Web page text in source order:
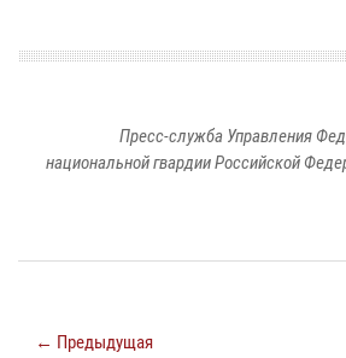
Пресс-служба Управления
национальной гвардии Российской
← Предыдущая